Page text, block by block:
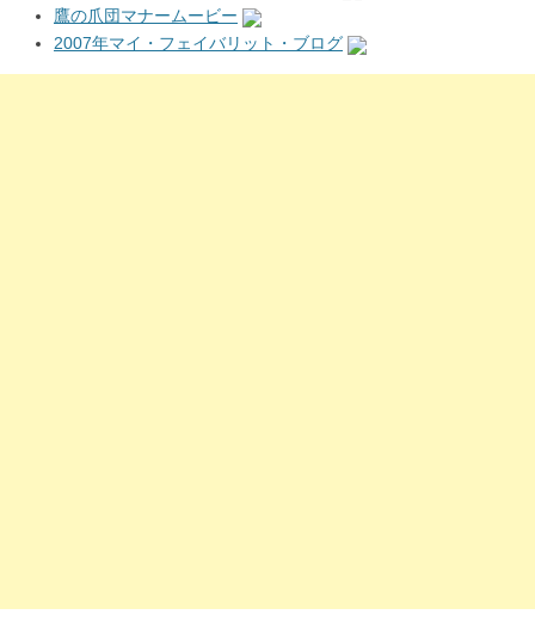
鷹の爪団マナームービー
2007年マイ・フェイバリット・ブログ